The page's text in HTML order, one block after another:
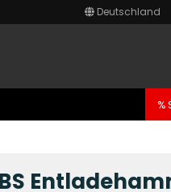
Deutschland